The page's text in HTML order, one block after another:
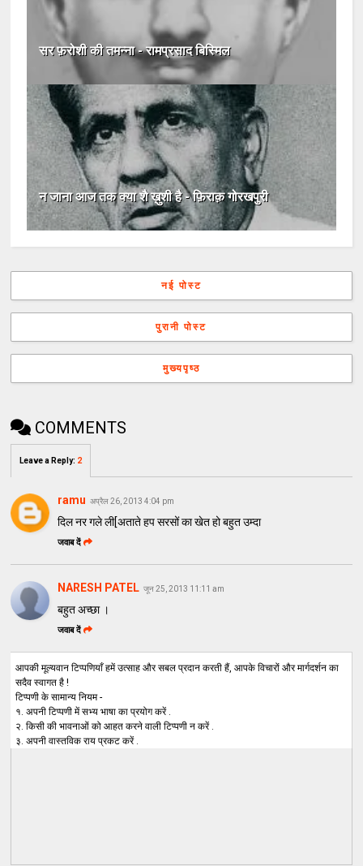
सर फ़रोशी की तमन्ना - रामप्रसाद बिस्मिल
न जाना आज तक क्या शै ख़ुशी है - फ़िराक़ गोरखपुरी
नई पोस्ट
पुरानी पोस्ट
मुख्यपृष्ठ
COMMENTS
Leave a Reply: 2
ramu अप्रैल 26, 2013 4:04 pm
दिल नर गले ली[अताते हप सरसों का खेत हो बहुत उम्दा
जवाब दें
NARESH PATEL जून 25, 2013 11:11 am
बहुत अच्छा ।
जवाब दें
आपकी मूल्यवान टिप्पणियाँ हमें उत्साह और सबल प्रदान करती हैं, आपके विचारों और मार्गदर्शन का
सदैव स्वागत है !
टिप्पणी के सामान्य नियम -
१. अपनी टिप्पणी में सभ्य भाषा का प्रयोग करें .
२. किसी की भावनाओं को आहत करने वाली टिप्पणी न करें .
३. अपनी वास्तविक राय प्रकट करें .